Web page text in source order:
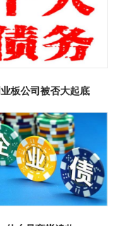
板公司被否大起底